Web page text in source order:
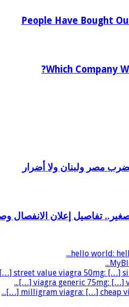
Which Company
مصر ولبنان ولا أضرار
تفاصيل إعلان الانفصال
hello world:
street value viagra 50mg: […]
viagra generic 75mg: […]